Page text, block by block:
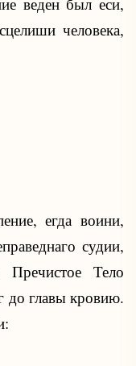
человека,
егда воини,
судии,
Тело
до главы кровию.